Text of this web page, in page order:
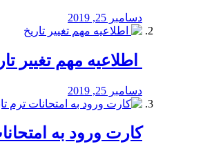
دسامبر 25, 2019
اطلاعیه مهم تغییر
دسامبر 25, 2019
کارت ورود به